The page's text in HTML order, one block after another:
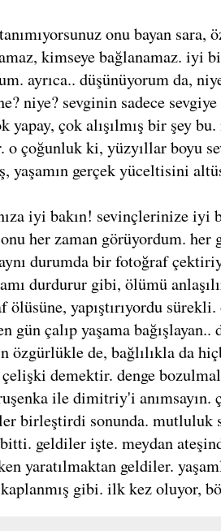
onu bayan sara,
kimseye bağlanamaz. iyi
ayrıca.. düşünüyorum da,
niye? sevginin sadece
yapay, çok alışılmış bir şey
o çoğunluk ki, yüzyıllar boyu
yaşamın gerçek yüceltisini
iyi bakın! sevinçlerinize
her zaman görüyordum. her
durumda bir fotoğraf
durdurur gibi, ölümü
ölüsüne, yapıştırıyordu
gün çalıp yaşama
özgürlükle de, bağlılıkla da
demektir. denge
ile dimitriy'i anımsayın.
birleştirdi sonunda. mutluluk
geldiler işte. meydan
yaratılmaktan geldiler.
gibi. ilk kez oluyor,